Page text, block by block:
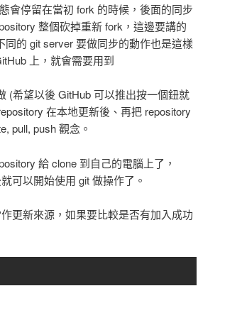
會停留在當初 fork 的時候，後面的同步
整個砍掉重新 fork，這邊要講的
的 git server 要做同步的動作也是這樣
上，就會需要用到
(希望以後 GitHub 可以推出按一個鈕就
在本地更新後、再把 repository
pull, push 觀念。
給 clone 到自己的電腦上了，
可以開始使用 git 做操作了。
更新來源，如果要比較是否有加入成功